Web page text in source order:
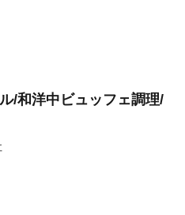
/和洋中ビュッフェ調理/